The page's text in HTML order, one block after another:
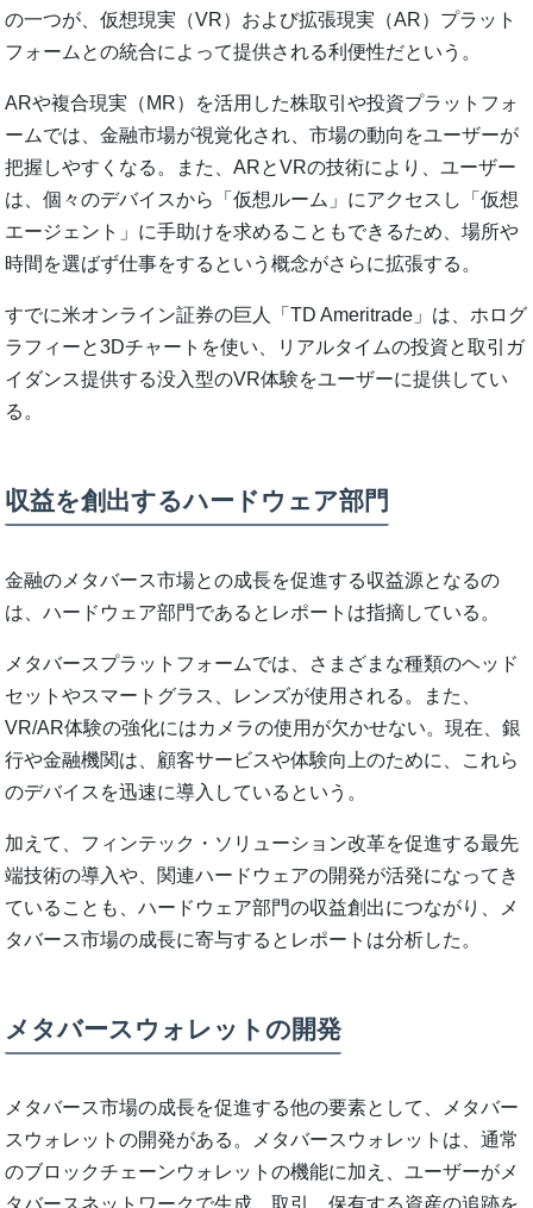
の一つが、仮想現実（VR）および拡張現実（AR）プラット
フォームとの統合によって提供される利便性だという。
ARや複合現実（MR）を活用した株取引や投資プラットフォ
ームでは、金融市場が視覚化され、市場の動向をユーザーが
把握しやすくなる。また、ARとVRの技術により、ユーザー
は、個々のデバイスから「仮想ルーム」にアクセスし「仮想
エージェント」に手助けを求めることもできるため、場所や
時間を選ばず仕事をするという概念がさらに拡張する。
すでに米オンライン証券の巨人「TD Ameritrade」は、ホログ
ラフィーと3Dチャートを使い、リアルタイムの投資と取引ガ
イダンス提供する没入型のVR体験をユーザーに提供してい
る。
収益を創出するハードウェア部門
金融のメタバース市場との成長を促進する収益源となるの
は、ハードウェア部門であるとレポートは指摘している。
メタバースプラットフォームでは、さまざまな種類のヘッド
セットやスマートグラス、レンズが使用される。また、
VR/AR体験の強化にはカメラの使用が欠かせない。現在、銀
行や金融機関は、顧客サービスや体験向上のために、これら
のデバイスを迅速に導入しているという。
加えて、フィンテック・ソリューション改革を促進する最先
端技術の導入や、関連ハードウェアの開発が活発になってき
ていることも、ハードウェア部門の収益創出につながり、メ
タバース市場の成長に寄与するとレポートは分析した。
メタバースウォレットの開発
メタバース市場の成長を促進する他の要素として、メタバー
スウォレットの開発がある。メタバースウォレットは、通常
のブロックチェーンウォレットの機能に加え、ユーザーがメ